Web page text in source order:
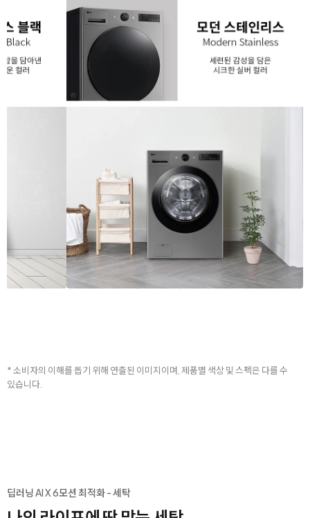
* 소비자의 이해를 돕기 위해 연출된 이미지이며, 제품별 색상 및 스펙은 다를 수
있습니다.
딥러닝 AI X 6모션 최적화 - 세탁